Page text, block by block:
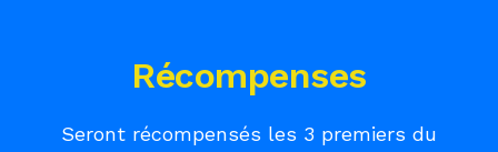
Récompenses
Seront récompensés les 3 premiers du